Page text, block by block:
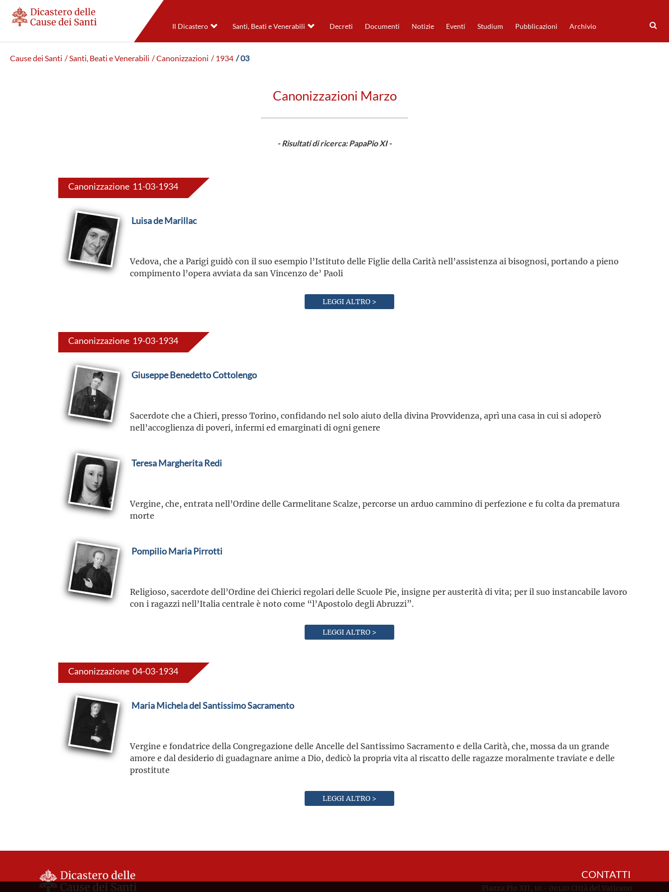
Il Dicastero Santi, Beati e Venerabili Decreti Documenti Notizie Eventi Studium Pubblicazioni Archivio
Cause dei Santi / Santi, Beati e Venerabili / Canonizzazioni / 1934 / 03
Canonizzazioni Marzo
- Risultati di ricerca: PapaPio XI -
Canonizzazione 11-03-1934
Luisa de Marillac
Vedova, che a Parigi guidò con il suo esempio l’Istituto delle Figlie della Carità nell’assistenza ai bisognosi, portando a pieno
compimento l’opera avviata da san Vincenzo de’ Paoli
LEGGI ALTRO >
Canonizzazione 19-03-1934
Giuseppe Benedetto Cottolengo
Sacerdote che a Chieri, presso Torino, confidando nel solo aiuto della divina Provvidenza, aprì una casa in cui si adoperò
nell’accoglienza di poveri, infermi ed emarginati di ogni genere
Teresa Margherita Redi
Vergine, che, entrata nell’Ordine delle Carmelitane Scalze, percorse un arduo cammino di perfezione e fu colta da prematura
morte
Pompilio Maria Pirrotti
Religioso, sacerdote dell’Ordine dei Chierici regolari delle Scuole Pie, insigne per austerità di vita; per il suo instancabile lavoro
con i ragazzi nell’Italia centrale è noto come “l’Apostolo degli Abruzzi”.
LEGGI ALTRO >
Canonizzazione 04-03-1934
Maria Michela del Santissimo Sacramento
Vergine e fondatrice della Congregazione delle Ancelle del Santissimo Sacramento e della Carità, che, mossa da un grande
amore e dal desiderio di guadagnare anime a Dio, dedicò la propria vita al riscatto delle ragazze moralmente traviate e delle
prostitute
LEGGI ALTRO >
CONTATTI
Piazza Pio XII, 10 - 00120 Città del Vaticano